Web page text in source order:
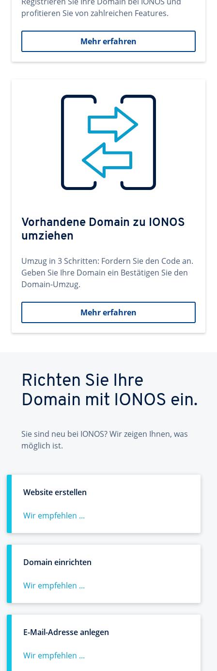
profitieren Sie von zahlreichen Features.
Mehr erfahren
Vorhandene Domain zu IONOS
umziehen
Umzug in 3 Schritten: Fordern Sie den Code an.
Geben Sie Ihre Domain ein Bestätigen Sie den
Domain-Umzug.
Mehr erfahren
Richten Sie Ihre
Domain mit IONOS ein.
Sie sind neu bei IONOS? Wir zeigen Ihnen, was
möglich ist.
Website erstellen
Wir empfehlen ...
Domain einrichten
Wir empfehlen ...
E-Mail-Adresse anlegen
Wir empfehlen ...